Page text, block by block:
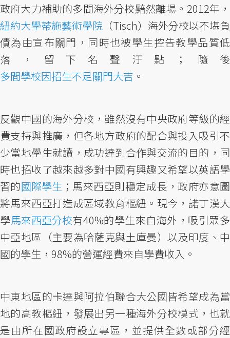
政府大力補助的多間海外分校黯然離場。2012年，
紐約大學蒂施藝術學院 （Tisch）海外分校以不堪負
債為由宣布關門，同時也被學生控告教學品質低
落，留下名聲汙點；隨後
多間學校因招生不足關門大吉 。
反觀中國的海外分校，雖然沒有中央政府等級的經
費支持與推廣，但各地方政府的配合與投入吸引不
少當地學生就讀，成功達到合作與交流的目的，同
時也招收了越來越多對中國有興趣又希望以英語學
習的國際學生 ；馬來西亞則穩定成長，政府亦意圖
將馬來西亞打造成區域教育樞紐。現今，諾丁漢大
學馬來西亞分校有40%的學生來自海外，吸引眾多
中亞地區（主要為哈薩克與土庫曼）以及印度、中
國的學生，98%的營運經費來自學費收入。
中東地區的卡達與阿拉伯聯合大公國皆希望成為當
地的高教樞紐，發展出另一種海外分校模式，也就
是由所在國政府設立專區，並提供全數或部分經